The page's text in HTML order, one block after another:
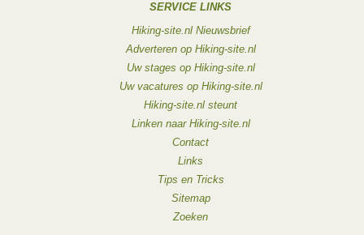
SERVICE LINKS
Hiking-site.nl Nieuwsbrief
Adverteren op Hiking-site.nl
Uw stages op Hiking-site.nl
Uw vacatures op Hiking-site.nl
Hiking-site.nl steunt
Linken naar Hiking-site.nl
Contact
Links
Tips en Tricks
Sitemap
Zoeken